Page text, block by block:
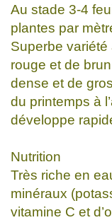
Au stade 3-4
plantes par
Superbe
rouge et de
dense et de
du printemps à
développe
Nutrition
Très riche en
minéraux
vitamine C et